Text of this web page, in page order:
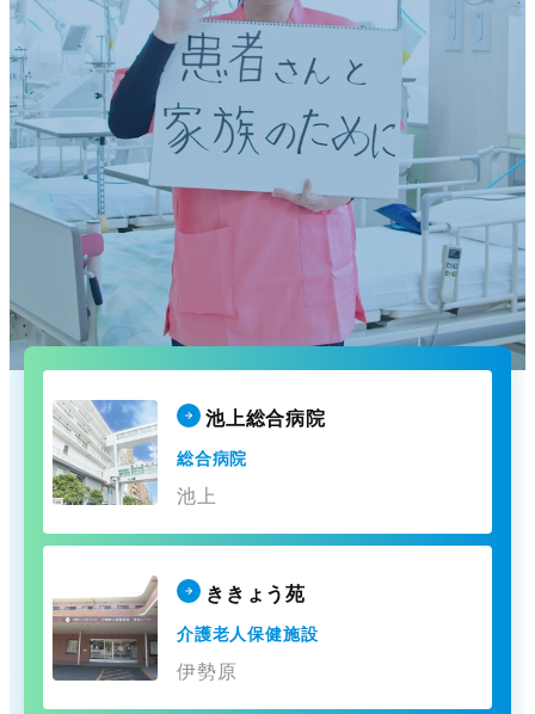
池上総合病院
総合病院
池上
ききょう苑
介護老人保健施設
伊勢原